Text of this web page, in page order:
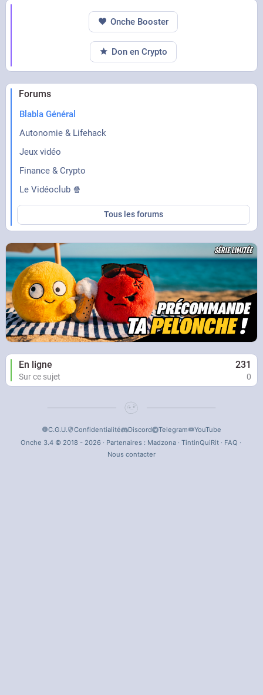
Forums
Blabla Général
Autonomie & Lifehack
Jeux vidéo
Finance & Crypto
Le Vidéoclub 🍿
Tous les forums
En ligne 231
Sur ce sujet 0
Onche Booster
Don en Crypto
C.G.U. Confidentialité Discord Telegram
YouTube
Onche 3.4 © 2018 - 2026 · Partenaires : Madzona· TintinQuiRit· FAQ ·
Nous contacter